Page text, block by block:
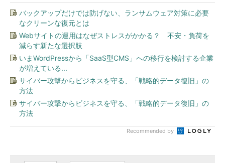
バックアップだけでは防げない、ランサムウェア対策に必要
なクリーンな復元とは
Webサイトの運用はなぜストレスがかかる？ 不安・負荷を
減らす新たな選択肢
いまWordPressから「SaaS型CMS」への移行を検討する企業
が増えている...
サイバー攻撃からビジネスを守る、「戦略的データ復旧」の
方法
サイバー攻撃からビジネスを守る、「戦略的データ復旧」の
方法
Recommended by